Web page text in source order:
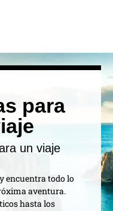
para
un viaje
encuentra todo lo
aventura.
hasta los